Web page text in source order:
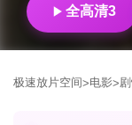
全高清3
极速放片空间>电影>